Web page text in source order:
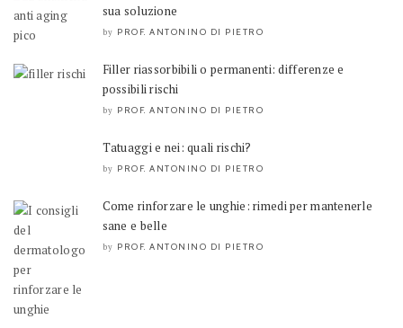
sua soluzione
by PROF. ANTONINO DI PIETRO
Filler riassorbibili o permanenti: differenze e
possibili rischi
by PROF. ANTONINO DI PIETRO
Tatuaggi e nei: quali rischi?
by PROF. ANTONINO DI PIETRO
Come rinforzare le unghie: rimedi per mantenerle
sane e belle
by PROF. ANTONINO DI PIETRO